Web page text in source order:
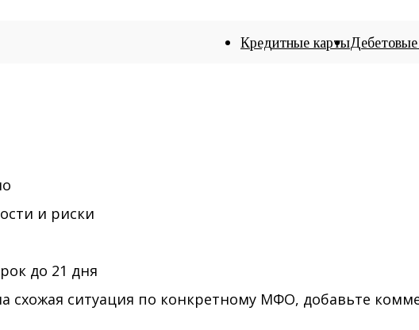
Кредитные карты
и риски
до 21 дня
схожая ситуация по конкретному МФО, добавьте